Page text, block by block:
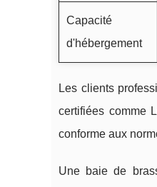
Capacité
d'hébergement
Les clients
certifiées comme
conforme aux
Une baie de